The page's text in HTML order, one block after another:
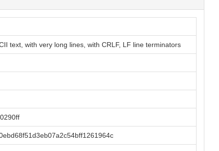
text, with very long lines, with CRLF, LF line terminators